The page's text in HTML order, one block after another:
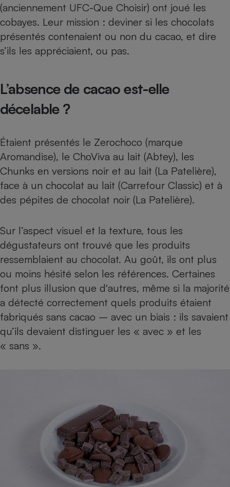
(anciennement UFC-Que Choisir) ont joué les
cobayes. Leur mission : deviner si les chocolats
présentés contenaient ou non du cacao, et dire
s’ils les appréciaient, ou pas.
L’absence de cacao est-elle
décelable ?
Étaient présentés le Zerochoco (marque
Aromandise), le ChoViva au lait (Abtey), les
Chunks en versions noir et au lait (La Patelière),
face à un chocolat au lait (Carrefour Classic) et à
des pépites de chocolat noir (La Patelière).
Sur l’aspect visuel et la texture, tous les
dégustateurs ont trouvé que les produits
ressemblaient au chocolat. Au goût, ils ont plus
ou moins hésité selon les références. Certaines
font plus illusion que d'autres, même si la majorité
a détecté correctement quels produits étaient
fabriqués sans cacao – avec un biais : ils savaient
qu’ils devaient distinguer les « avec » et les
« sans ».
Cafetière à expressos